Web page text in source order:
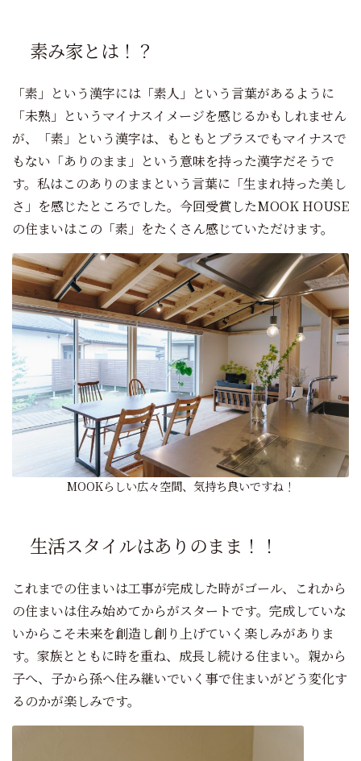
素み家とは！？
「素」という漢字には「素人」という言葉があるように
「未熟」というマイナスイメージを感じるかもしれません
が、「素」という漢字は、もともとプラスでもマイナスで
もない「ありのまま」という意味を持った漢字だそうで
す。私はこのありのままという言葉に「生まれ持った美し
さ」を感じたところでした。今回受賞したMOOK HOUSE
の住まいはこの「素」をたくさん感じていただけます。
MOOKらしい広々空間、気持ち良いですね！
生活スタイルはありのまま！！
これまでの住まいは工事が完成した時がゴール、これから
の住まいは住み始めてからがスタートです。完成していな
いからこそ未来を創造し創り上げていく楽しみがありま
す。家族とともに時を重ね、成長し続ける住まい。親から
子へ、子から孫へ住み継いでいく事で住まいがどう変化す
るのかが楽しみです。